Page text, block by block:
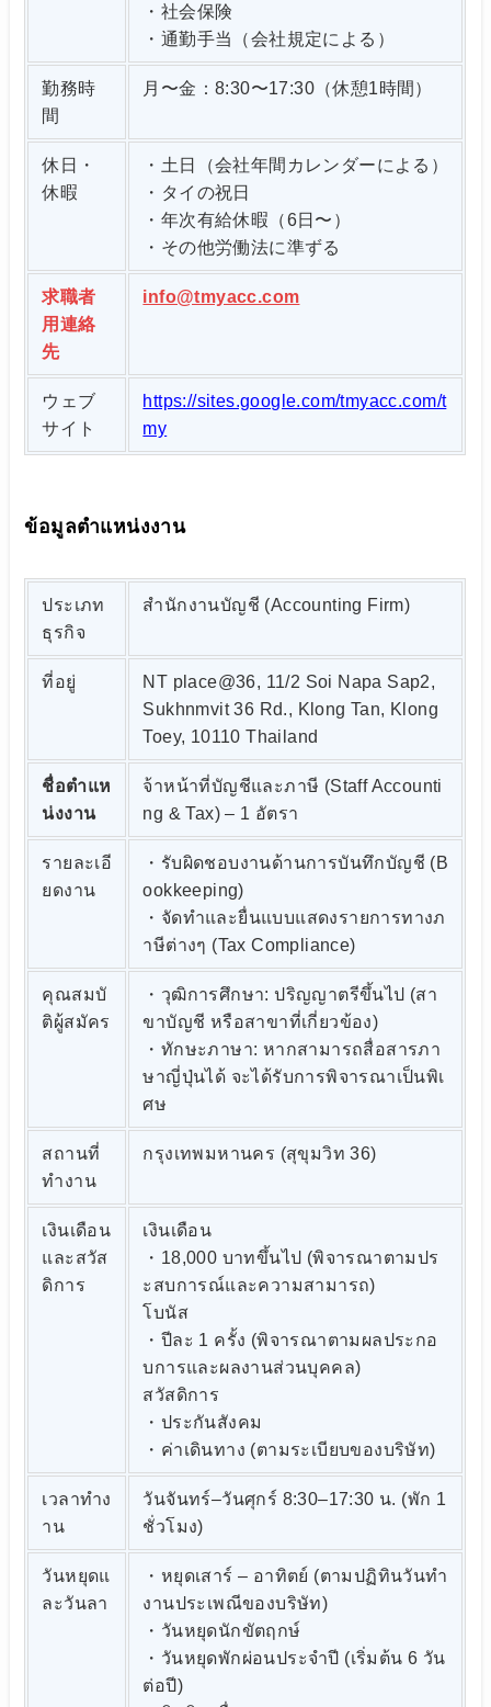
・社会保険
・通勤手当（会社規定による）
勤務時
間
月〜金：8:30〜17:30（休憩1時間）
休日・
休暇
・土日（会社年間カレンダーによる）
・タイの祝日
・年次有給休暇（6日〜）
・その他労働法に準ずる
求職者
用連絡
先
info@tmyacc.com
ウェブ
サイト
https://sites.google.com/tmyacc.com/t
my
ข้อมูลตำแหน่งงาน
ประเภท
ธุรกิจ
สำนักงานบัญชี (Accounting Firm)
ที่อยู่
NT place@36, 11/2 Soi Napa Sap2,
Sukhnmvit 36 Rd., Klong Tan, Klong
Toey, 10110 Thailand
ชื่อตำแห
น่งงาน
จ้าหน้าที่บัญชีและภาษี (Staff Accounti
ng & Tax) – 1 อัตรา
รายละเอี
ยดงาน
・รับผิดชอบงานด้านการบันทึกบัญชี (B
ookkeeping)
・จัดทำและยื่นแบบแสดงรายการทางภ
าษีต่างๆ (Tax Compliance)
คุณสมบั
ติผู้สมัคร
・วุฒิการศึกษา: ปริญญาตรีขึ้นไป (สา
ขาบัญชี หรือสาขาที่เกี่ยวข้อง)
・ทักษะภาษา: หากสามารถสื่อสารภา
ษาญี่ปุ่นได้ จะได้รับการพิจารณาเป็นพิเ
ศษ
สถานที่
ทำงาน
กรุงเทพมหานคร (สุขุมวิท 36)
เงินเดือน
และสวัส
ดิการ
เงินเดือน
・18,000 บาทขึ้นไป (พิจารณาตามปร
ะสบการณ์และความสามารถ)
โบนัส
・ปีละ 1 ครั้ง (พิจารณาตามผลประกอ
บการและผลงานส่วนบุคคล)
สวัสดิการ
・ประกันสังคม
・ค่าเดินทาง (ตามระเบียบของบริษัท)
เวลาทำง
าน
วันจันทร์–วันศุกร์ 8:30–17:30 น. (พัก 1
ชั่วโมง)
วันหยุดแ
ละวันลา
・หยุดเสาร์ – อาทิตย์ (ตามปฏิทินวันทำ
งานประเพณีของบริษัท)
・วันหยุดนักขัตฤกษ์
・วันหยุดพักผ่อนประจำปี (เริ่มต้น 6 วัน
ต่อปี)